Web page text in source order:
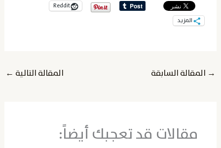
Reddit
المزيد
→ المقالة السابقة المقالة التالية ←
مقالات قد تعجبك أيضاً: